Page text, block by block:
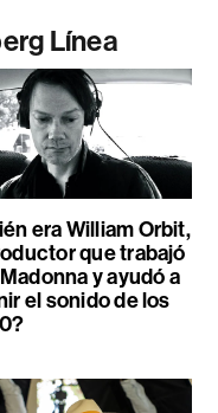
Línea
era William Orbit,
que trabajó
y ayudó a
el sonido de los